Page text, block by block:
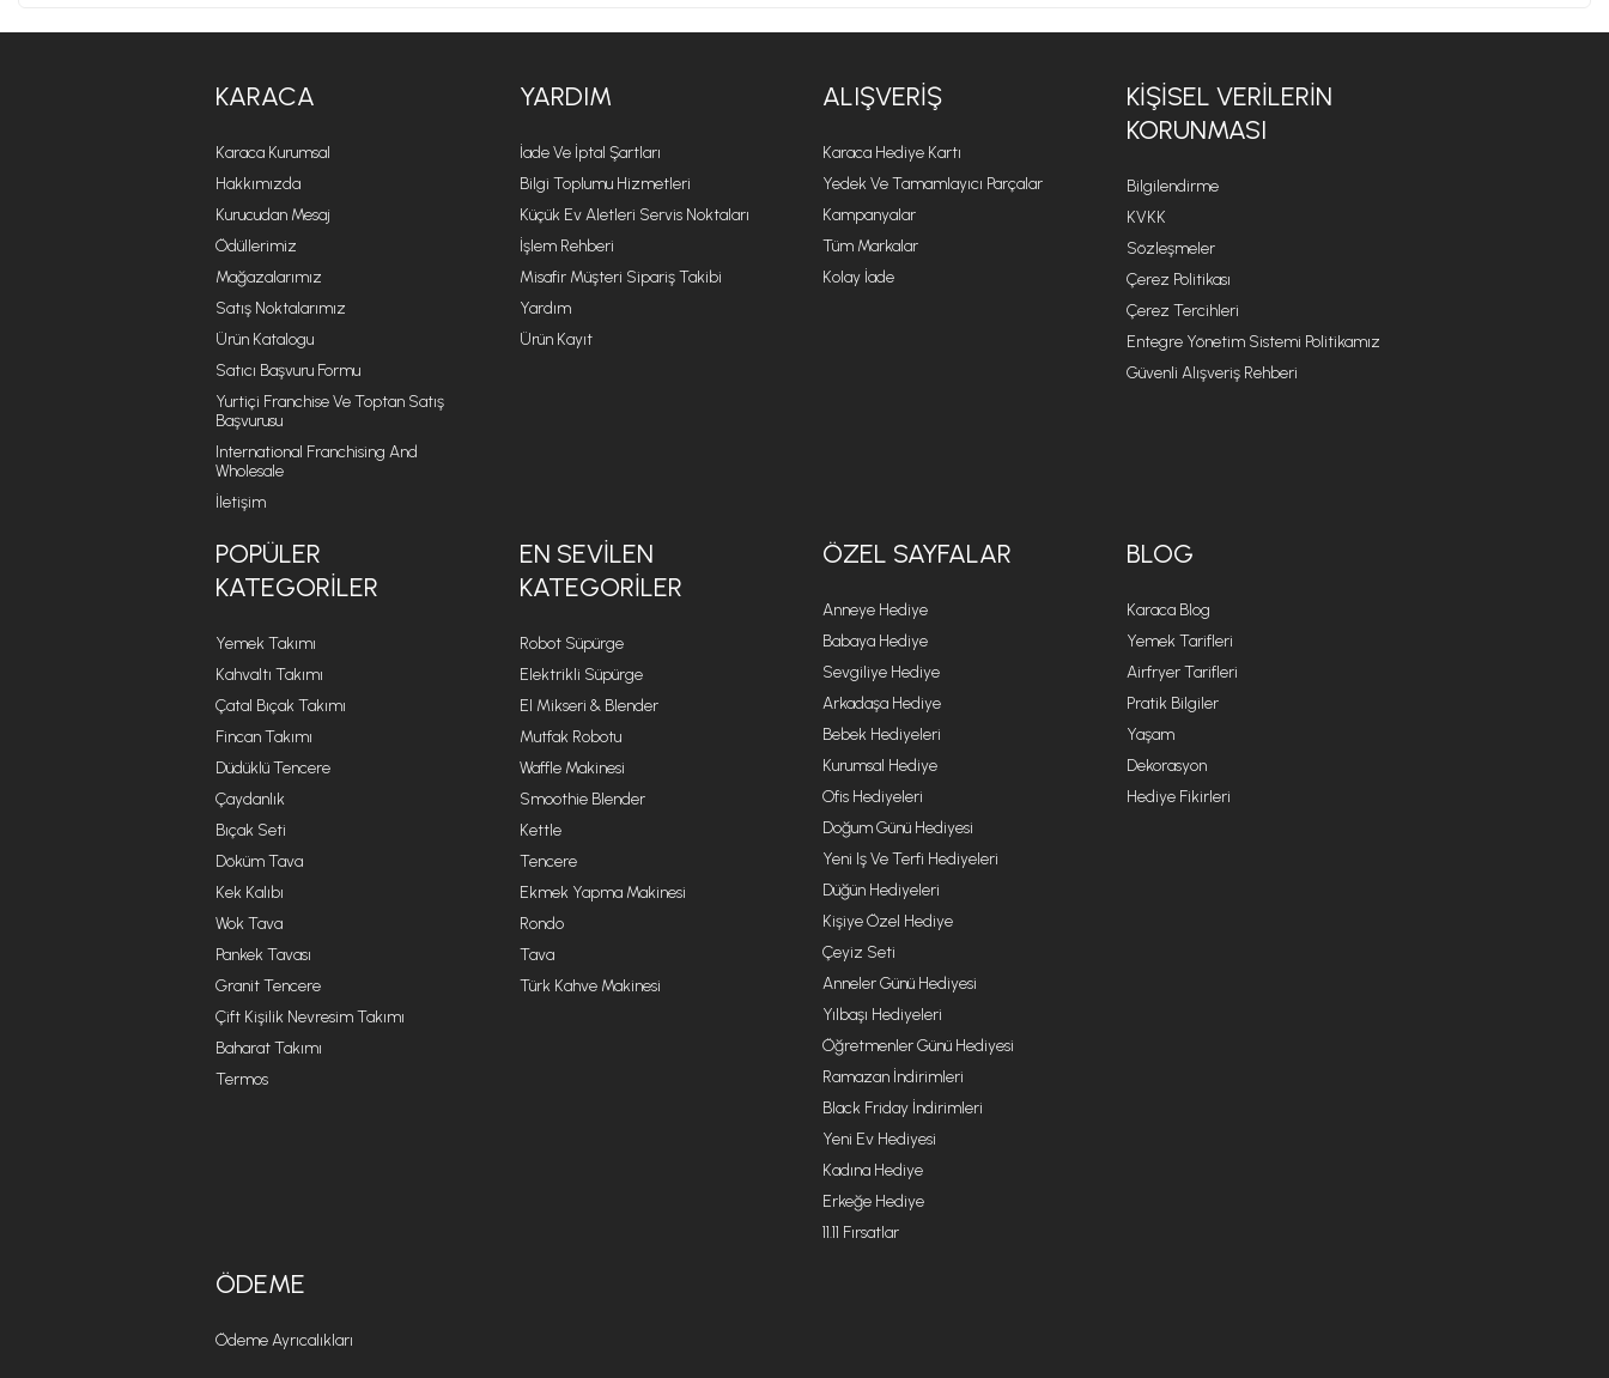
KARACA
Karaca Kurumsal
Hakkımızda
Kurucudan Mesaj
Ödüllerimiz
Mağazalarımız
Satış Noktalarımız
Ürün Katalogu
Satıcı Başvuru Formu
Yurtiçi Franchise Ve Toptan Satış
Başvurusu
International Franchising And
Wholesale
İletişim
YARDIM
İade Ve İptal Şartları
Bilgi Toplumu Hizmetleri
Küçük Ev Aletleri Servis Noktaları
İşlem Rehberi
Misafir Müşteri Sipariş Takibi
Yardım
Ürün Kayıt
ALIŞVERIŞ
Karaca Hediye Kartı
Yedek Ve Tamamlayıcı Parçalar
Kampanyalar
Tüm Markalar
Kolay İade
KIŞISEL VERILERIN
KORUNMASI
Bilgilendirme
KVKK
Sözleşmeler
Çerez Politikası
Çerez Tercihleri
Entegre Yönetim Sistemi Politikamız
Güvenli Alışveriş Rehberi
POPÜLER
KATEGORILER
Yemek Takımı
Kahvaltı Takımı
Çatal Bıçak Takımı
Fincan Takımı
Düdüklü Tencere
Çaydanlık
Bıçak Seti
Döküm Tava
Kek Kalıbı
Wok Tava
Pankek Tavası
Granit Tencere
Çift Kişilik Nevresim Takımı
Baharat Takımı
Termos
EN SEVILEN
KATEGORILER
Robot Süpürge
Elektrikli Süpürge
El Mikseri & Blender
Mutfak Robotu
Waffle Makinesi
Smoothie Blender
Kettle
Tencere
Ekmek Yapma Makinesi
Rondo
Tava
Türk Kahve Makinesi
ÖZEL SAYFALAR
Anneye Hediye
Babaya Hediye
Sevgiliye Hediye
Arkadaşa Hediye
Bebek Hediyeleri
Kurumsal Hediye
Ofis Hediyeleri
Doğum Günü Hediyesi
Yeni Iş Ve Terfi Hediyeleri
Düğün Hediyeleri
Kişiye Özel Hediye
Çeyiz Seti
Anneler Günü Hediyesi
Yılbaşı Hediyeleri
Öğretmenler Günü Hediyesi
Ramazan İndirimleri
Black Friday İndirimleri
Yeni Ev Hediyesi
Kadına Hediye
Erkeğe Hediye
11.11 Fırsatlar
BLOG
Karaca Blog
Yemek Tarifleri
Airfryer Tarifleri
Pratik Bilgiler
Yaşam
Dekorasyon
Hediye Fikirleri
ÖDEME
Ödeme Ayrıcalıkları